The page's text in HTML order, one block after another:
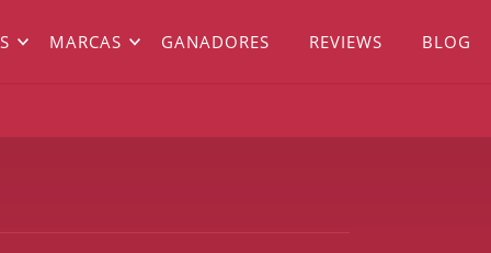
MARCAS GANADORES REVIEWS BLOG